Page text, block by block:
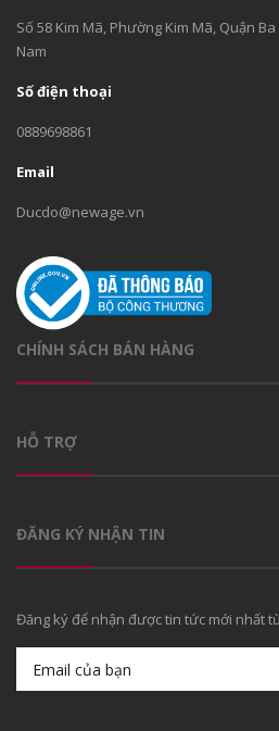
Số 58 Kim Mã, Phường Kim Mã, Quận
Nam
Số điện thoại
0889698861
Email
Ducdo@newage.vn
CHÍNH SÁCH BÁN HÀNG
HỖ TRỢ
ĐĂNG KÝ NHẬN TIN
Đăng ký để nhận được tin tức mới nhất